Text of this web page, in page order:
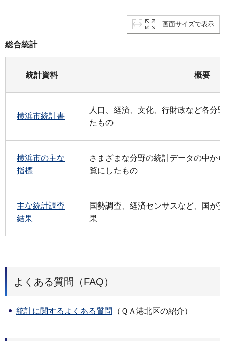
画面サイズで表示
総合統計
統計資料 概要
横浜市統計書
人口、経済、文化、行財政など各分
たもの
横浜市の主な
指標
さまざまな分野の統計データの中か
覧にしたもの
主な統計調査
結果
国勢調査、経済センサスなど、国が
果
よくある質問（FAQ）
統計に関するよくある質問 （ＱＡ港北区の紹介）